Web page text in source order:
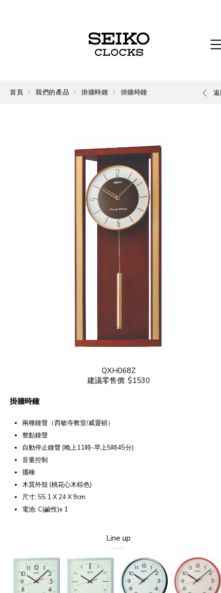
首頁 我們的產品 掛牆時鐘 掛牆時鐘
QXH068Z
建議零售價: $1530
掛牆時鐘
兩種鐘聲（西敏寺教堂/威靈頓）
整點鐘聲
自動停止鐘聲 (晚上11時-早上5時45分)
音量控制
擺棰
木質外殼 (桃花心木棕色)
尺寸: 55.1 X 24 X 9cm
電池: C(鹼性)x 1
Line up